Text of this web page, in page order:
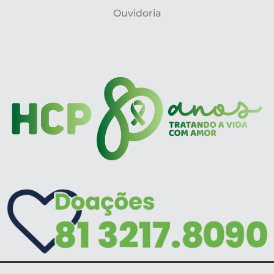
Ouvidoria